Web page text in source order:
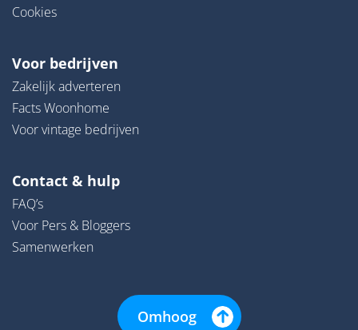
Cookies
Voor bedrijven
Zakelijk adverteren
Facts Woonhome
Voor vintage bedrijven
Contact & hulp
FAQ’s
Voor Pers & Bloggers
Samenwerken
Omhoog